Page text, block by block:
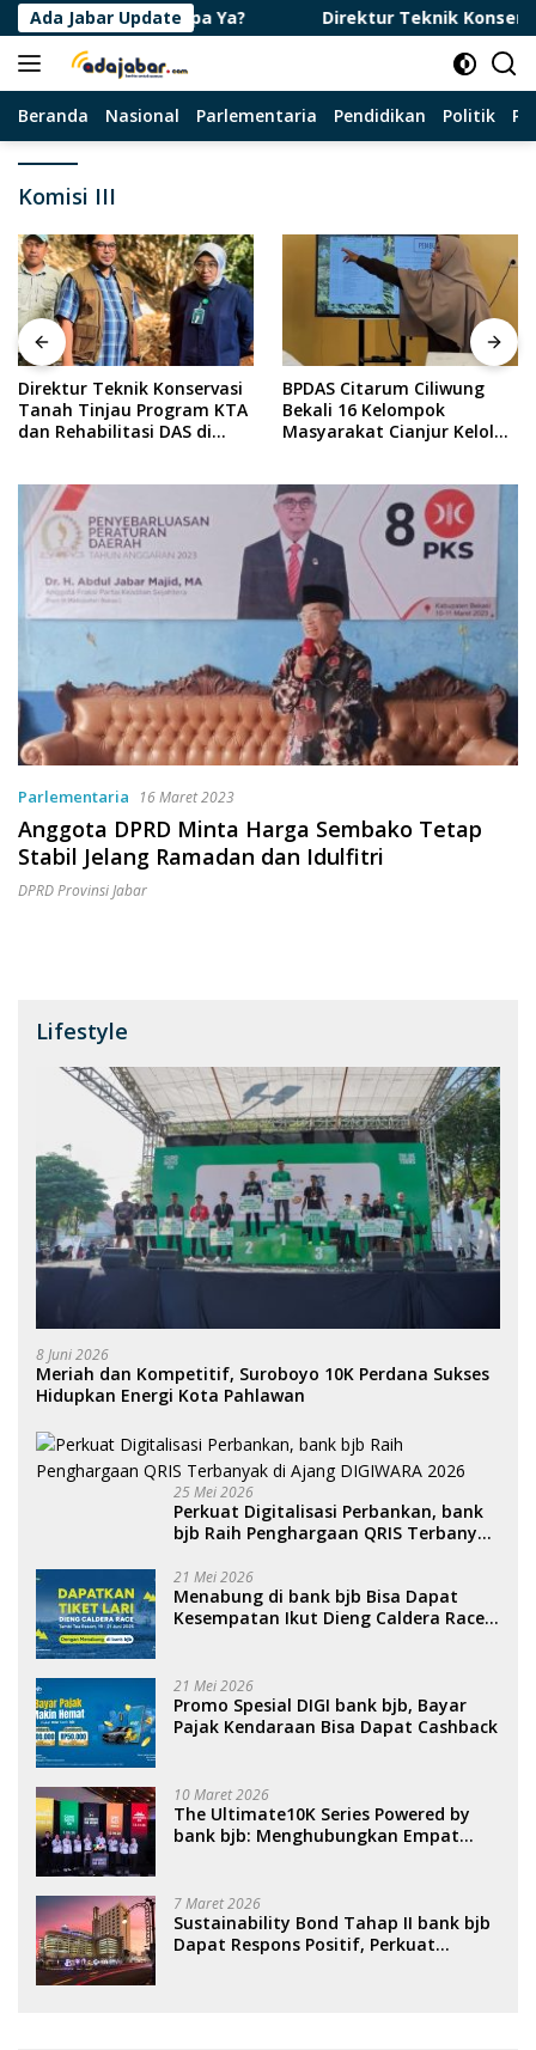
Langsung
ke
konten
Ada Jabar Update
Diurutan Berapa Ya? Direktur Teknik Konservasi
Beranda Nasional Parlementaria Pendidikan Politik
Komisi III
Direktur Teknik Konservasi
Tanah Tinjau Program KTA
dan Rehabilitasi DAS di
BPDAS Citarum Ciliwung
Bekali 16 Kelompok
Masyarakat Cianjur Kelola
Parlementaria 16 Maret 2023
Anggota DPRD Minta Harga Sembako Tetap
Stabil Jelang Ramadan dan Idulfitri
DPRD Provinsi Jabar
Lifestyle
8 Juni 2026
Meriah dan Kompetitif, Suroboyo 10K Perdana Sukses
Hidupkan Energi Kota Pahlawan
25 Mei 2026
Perkuat Digitalisasi Perbankan, bank
bjb Raih Penghargaan QRIS Terbanyak
21 Mei 2026
Menabung di bank bjb Bisa Dapat
Kesempatan Ikut Dieng Caldera Race
21 Mei 2026
Promo Spesial DIGI bank bjb, Bayar
Pajak Kendaraan Bisa Dapat Cashback
10 Maret 2026
The Ultimate10K Series Powered by
bank bjb: Menghubungkan Empat
Nasional
7 Maret 2026
Sustainability Bond Tahap II bank bjb
Dapat Respons Positif, Perkuat